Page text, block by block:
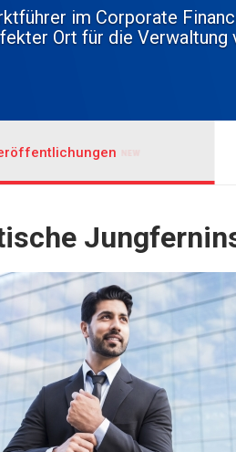
im Corporate
Ort für die Verwaltung